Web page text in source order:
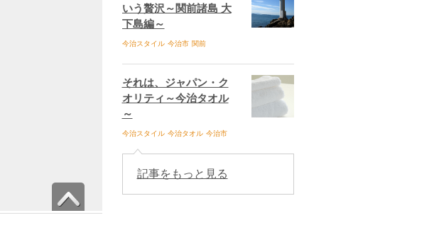
いう贅沢～関前諸島 大
下島編～
今治スタイル 今治市 関前
それは、ジャパン・ク
オリティ～今治タオル
～
今治スタイル 今治タオル 今治市
記事をもっと見る